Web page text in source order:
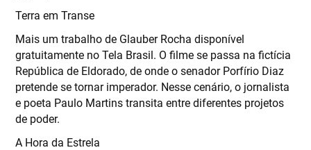
Terra em Transe
Mais um trabalho de Glauber Rocha disponível
gratuitamente no Tela Brasil. O filme se passa na fictícia
República de Eldorado, de onde o senador Porfírio Diaz
pretende se tornar imperador. Nesse cenário, o jornalista
e poeta Paulo Martins transita entre diferentes projetos
de poder.
A Hora da Estrela